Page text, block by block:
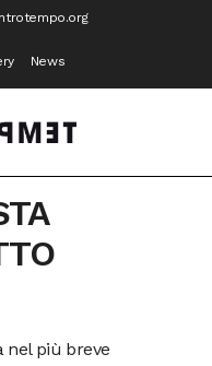
News
nel più breve